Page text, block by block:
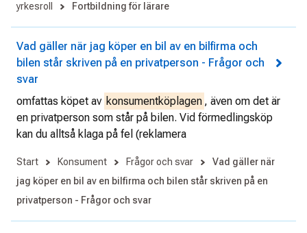
yrkesroll
Fortbildning för lärare
Vad gäller när jag köper en bil av en bilfirma och
bilen står skriven på en privatperson - Frågor och
svar
omfattas köpet av konsumentköplagen , även om det är
en privatperson som står på bilen. Vid förmedlingsköp
kan du alltså klaga på fel (reklamera
Start Konsument Frågor och svar
Vad gäller när
jag köper en bil av en bilfirma och bilen står skriven på en
privatperson - Frågor och svar